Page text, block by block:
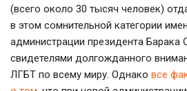
(всего около 30 тысяч человек)
в этом сомнительной категории
администрации президента
свидетелями долгожданного
ЛГБТ по всему миру. Однако все